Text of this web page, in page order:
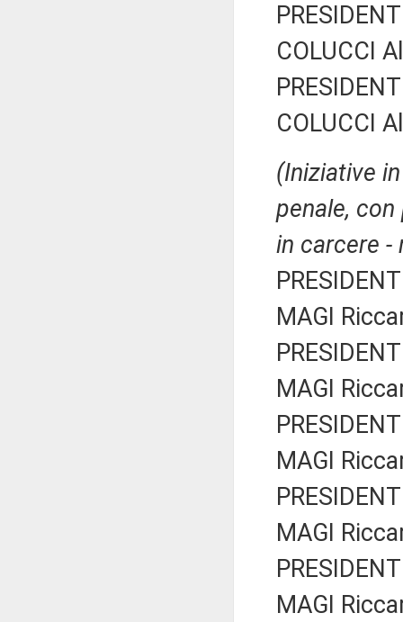
COLUCCI
COLUCCI
(Iniziative
penale,
in carcere -
MAGI
MAGI
MAGI
MAGI
MAGI